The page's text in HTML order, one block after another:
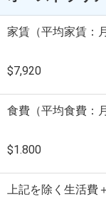
家賃（平均家賃：
$7,920
食費（平均食費：
$1.800
上記を除く生活費